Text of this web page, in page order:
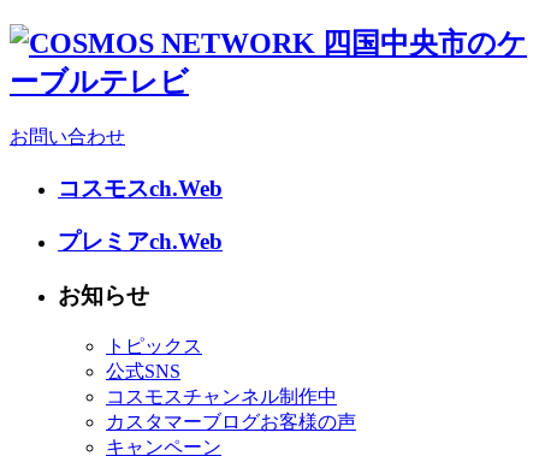
お問い合わせ
コスモスch.Web
プレミアch.Web
お知らせ
トピックス
公式SNS
コスモスチャンネル制作中
カスタマーブログお客様の声
キャンペーン